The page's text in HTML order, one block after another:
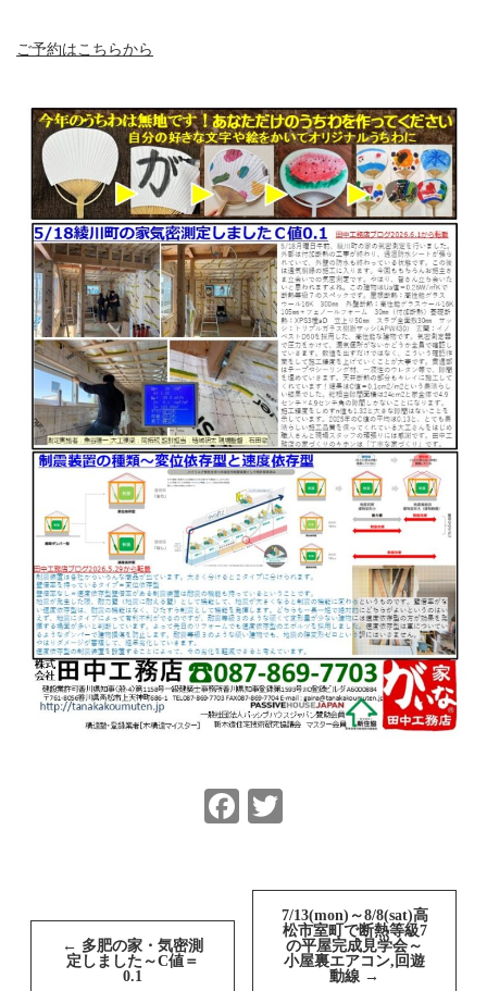
ご予約はこちらから
Facebook
← 多肥の家・気密測
定しました～C値＝
0.1
7/13(mon)～8/8(sat)高
松市室町で断熱等級7
の平屋完成見学会～
小屋裏エアコン,回遊
動線 →